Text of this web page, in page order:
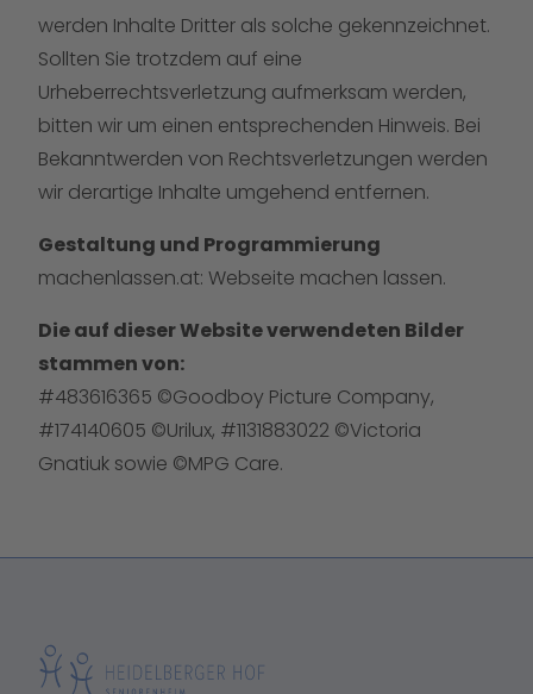
werden Inhalte Dritter als solche gekennzeichnet.
Sollten Sie trotzdem auf eine
Urheberrechtsverletzung aufmerksam werden,
bitten wir um einen entsprechenden Hinweis. Bei
Bekanntwerden von Rechtsverletzungen werden
wir derartige Inhalte umgehend entfernen.
Gestaltung und Programmierung
machenlassen.at: Webseite machen lassen.
Die auf dieser Website verwendeten Bilder
stammen von:
#483616365 ©Goodboy Picture Company,
#174140605 ©Urilux, #1131883022 ©Victoria
Gnatiuk sowie ©MPG Care.